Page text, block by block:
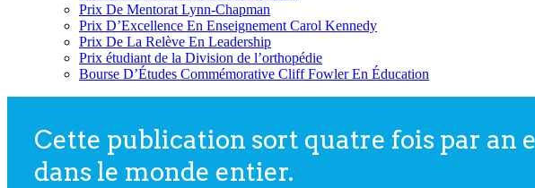
Prix De Mentorat Lynn-Chapman
Prix D’Excellence En Enseignement Carol Kennedy
Prix De La Relève En Leadership
Prix étudiant de la Division de l’orthopédie
Bourse D’Études Commémorative Cliff Fowler En Éducation
Cette publication sort quatre fois par an
dans le monde entier.